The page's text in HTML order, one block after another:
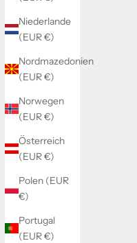
Niederlande
(EUR €)
Nordmazedonien
(EUR €)
Norwegen
(EUR €)
Österreich
(EUR €)
Polen (EUR
€)
Portugal
(EUR €)